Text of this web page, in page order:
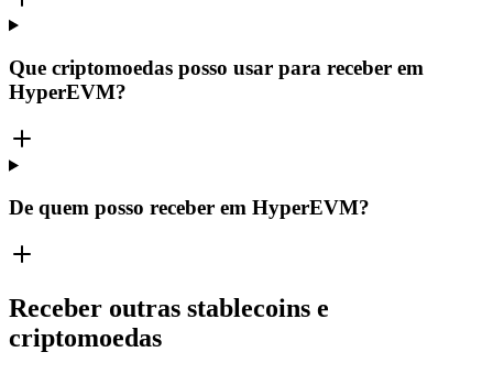
Que criptomoedas posso usar para receber em
HyperEVM?
De quem posso receber em HyperEVM?
Receber outras stablecoins e
criptomoedas